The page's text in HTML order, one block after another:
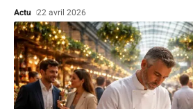
Actu 22 avril 2026